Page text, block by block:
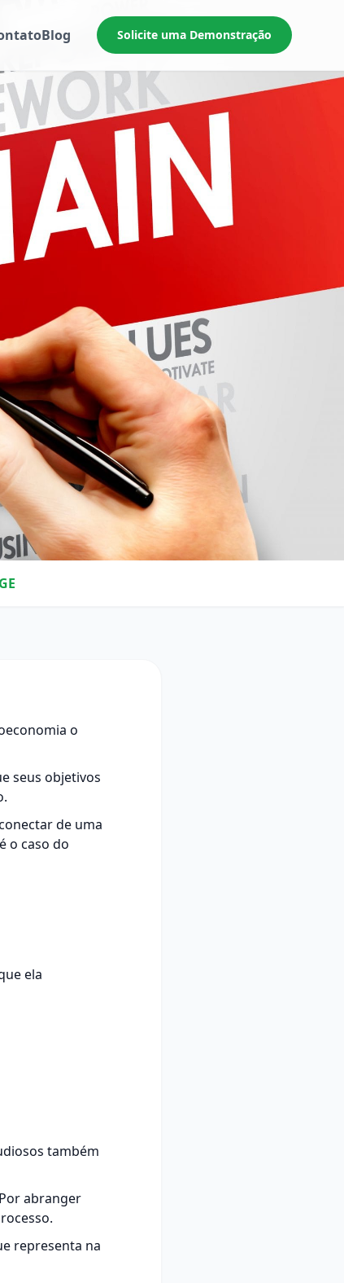
Blog Solicite uma Demonstração
o
seus objetivos
de uma
o caso do
ela
também
abranger
representa na